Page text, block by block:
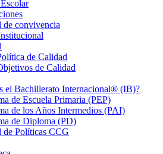
de convivencia
de Calidad
de Calidad
el Bachillerato Internacional® (IB)?
de Escuela Primaria (PEP)
de los Años Intermedios (PAI)
de Diploma (PD)
de Políticas CCG